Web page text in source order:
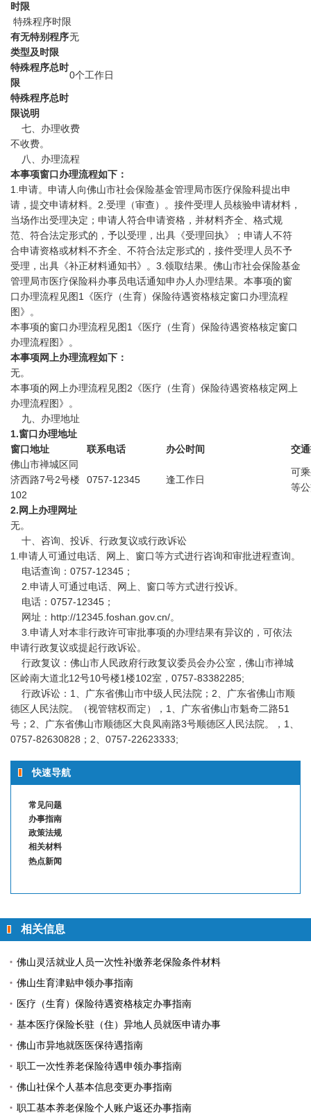
时限
特殊程序时限
有无特别程序无
类型及时限
特殊程序总时
限
0个工作日
特殊程序总时
限说明
七、办理收费
不收费。
八、办理流程
本事项窗口办理流程如下：
1.申请。申请人向佛山市社会保险基金管理局市医疗保险科提出申
请，提交申请材料。2.受理（审查）。接件受理人员核验申请材料，
当场作出受理决定；申请人符合申请资格，并材料齐全、格式规
范、符合法定形式的，予以受理，出具《受理回执》；申请人不符
合申请资格或材料不齐全、不符合法定形式的，接件受理人员不予
受理，出具《补正材料通知书》。3.领取结果。佛山市社会保险基金
管理局市医疗保险科办事员电话通知申办人办理结果。本事项的窗
口办理流程见图1《医疗（生育）保险待遇资格核定窗口办理流程
图》。
本事项的窗口办理流程见图1《医疗（生育）保险待遇资格核定窗口
办理流程图》。
本事项网上办理流程如下：
无。
本事项的网上办理流程见图2《医疗（生育）保险待遇资格核定网上
办理流程图》。
九、办理地址
1.窗口办理地址
窗口地址
联系电话 办公时间
交
佛山市禅城区同
济西路7号2号楼
102
0757-12345 逢工作日
可
等
2.网上办理网址
无。
十、咨询、投诉、行政复议或行政诉讼
1.申请人可通过电话、网上、窗口等方式进行咨询和审批进程查询。
电话查询：0757-12345；
2.申请人可通过电话、网上、窗口等方式进行投诉。
电话：0757-12345；
网址：http://12345.foshan.gov.cn/。
3.申请人对本非行政许可审批事项的办理结果有异议的，可依法
申请行政复议或提起行政诉讼。
行政复议：佛山市人民政府行政复议委员会办公室，佛山市禅城
区岭南大道北12号10号楼1楼102室，0757-83382285;
行政诉讼：1、广东省佛山市中级人民法院；2、广东省佛山市顺
德区人民法院。（视管辖权而定），1、广东省佛山市魁奇二路51
号；2、广东省佛山市顺德区大良凤南路3号顺德区人民法院。，1、
0757-82630828；2、0757-22623333;
快速导航
常见问题
办事指南
政策法规
相关材料
热点新闻
相关信息
佛山灵活就业人员一次性补缴养老保险条件材料
佛山生育津贴申领办事指南
医疗（生育）保险待遇资格核定办事指南
基本医疗保险长驻（住）异地人员就医申请办事
佛山市异地就医医保待遇指南
职工一次性养老保险待遇申领办事指南
佛山社保个人基本信息变更办事指南
职工基本养老保险个人账户返还办事指南